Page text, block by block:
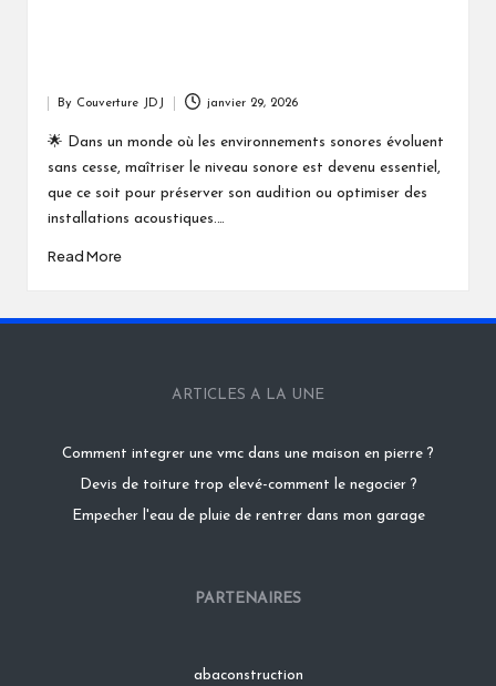
by
By Couverture JDJ janvier 29, 2026
🌟 Dans un monde où les environnements sonores évoluent
sans cesse, maîtriser le niveau sonore est devenu essentiel,
que ce soit pour préserver son audition ou optimiser des
installations acoustiques.…
Read More
ARTICLES A LA UNE
Comment integrer une vmc dans une maison en pierre ?
Devis de toiture trop elevé-comment le negocier ?
Empecher l'eau de pluie de rentrer dans mon garage
PARTENAIRES
abaconstruction